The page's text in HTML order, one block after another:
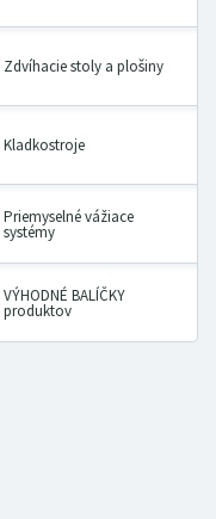
Zdvíhacie stoly a plošiny
Kladkostroje
Priemyselné vážiace
systémy
VÝHODNÉ BALÍČKY
produktov